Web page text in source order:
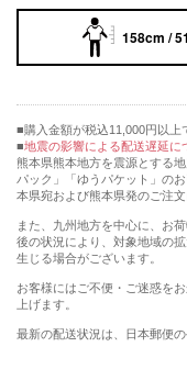
158cm /
購入金額が税込11,000円以上
地震の影響による配送遅延に
熊本県熊本地方を震源とする
パック」「ゆうパケット」の
本県宛および熊本県発のご注
また、九州地方を中心に、お
後の状況により、対象地域の
生じる場合がございます。
お客様にはご不便・ご迷惑を
上げます。
最新の配送状況は、日本郵便